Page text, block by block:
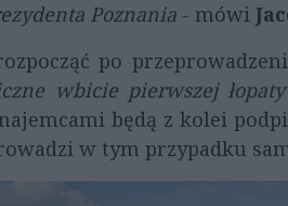
Poznania - mówi
po
wbicie pierwszej
będą z kolei
w tym przypadku